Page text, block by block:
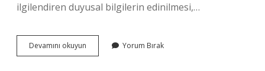
ilgilendiren duyusal bilgilerin edinilmesi,…
Devamını okuyun
Özellikleri
Yorum Bırak